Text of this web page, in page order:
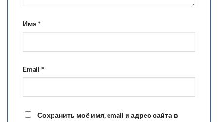
Имя*
Email *
Сохранить моё имя, email и адрес сайта в